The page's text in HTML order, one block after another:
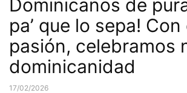
Dominicanos de
pa’ que lo sepa!
pasión, celebramos
dominicanidad
17/02/2026